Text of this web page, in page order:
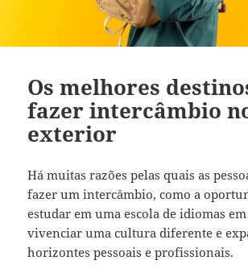
Os melhores
fazer intercâmbio
exterior
Há muitas razões pelas quais as
fazer um intercâmbio, como a
estudar em uma escola de idiomas
vivenciar uma cultura diferente e
horizontes pessoais e profissionais.